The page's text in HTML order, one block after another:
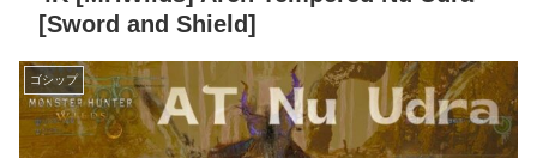
[Sword and Shield]
ゴシップ